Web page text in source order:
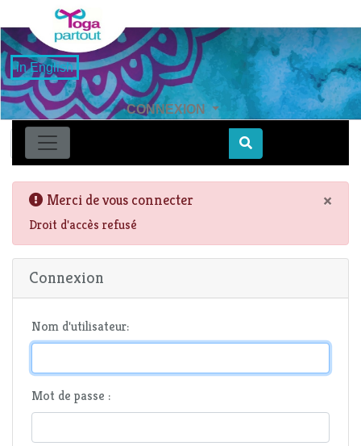
in English
CONNEXION
Find
×
Merci de vous connecter
Droit d'accès refusé
Connexion
Nom d'utilisateur:
Mot de passe :